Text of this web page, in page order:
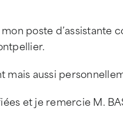
poste d’assistante
aussi
et je remercie M.